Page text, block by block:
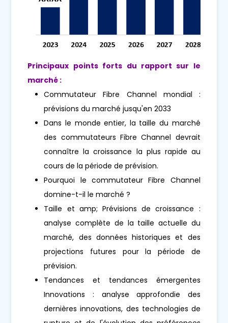
Principaux points forts du rapport sur le
marché :
Commutateur Fibre Channel mondial :
prévisions du marché jusqu'en 2033
Dans le monde entier, la taille du marché
des commutateurs Fibre Channel devrait
connaître la croissance la plus rapide au
cours de la période de prévision.
Pourquoi le commutateur Fibre Channel
domine-t-il le marché ?
Taille et amp; Prévisions de croissance :
analyse complète de la taille actuelle du
marché, des données historiques et des
projections futures pour la période de
prévision.
Tendances et tendances émergentes
Innovations : analyse approfondie des
dernières innovations, des technologies de